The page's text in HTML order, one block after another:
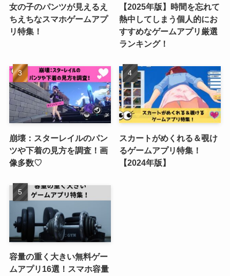
女の子のパンツが見えるえ
ちえちなスマホゲームアプ
リ特集！
【2025年版】時間を忘れて
熱中してしまう個人的にお
すすめなゲームアプリ厳選
ランキング！
崩壊：スターレイルのパン
ツや下着の見方を調査！画
像多数♡
スカートがめくれる＆覗け
るゲームアプリ特集！
【2024年版】
容量の重く大きい無料ゲー
ムアプリ16選！スマホ容量